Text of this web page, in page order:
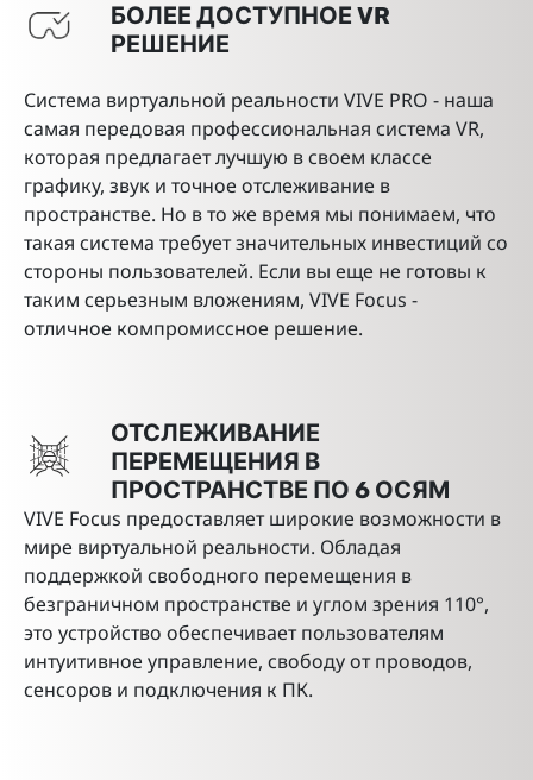
БОЛЕЕ ДОСТУПНОЕ VR
РЕШЕНИЕ
Система виртуальной реальности VIVE PRO - наша
самая передовая профессиональная система VR,
которая предлагает лучшую в своем классе
графику, звук и точное отслеживание в
пространстве. Но в то же время мы понимаем, что
такая система требует значительных инвестиций со
стороны пользователей. Если вы еще не готовы к
таким серьезным вложениям, VIVE Focus -
отличное компромиссное решение.
ОТСЛЕЖИВАНИЕ
ПЕРЕМЕЩЕНИЯ В
ПРОСТРАНСТВЕ ПО 6 ОСЯМ
VIVE Focus предоставляет широкие возможности в
мире виртуальной реальности. Обладая
поддержкой свободного перемещения в
безграничном пространстве и углом зрения 110°,
это устройство обеспечивает пользователям
интуитивное управление, свободу от проводов,
сенсоров и подключения к ПК.